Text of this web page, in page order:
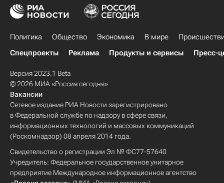
Политика Общество Экономика В мире
Спецпроекты
Реклама Продукты и сервисы Пресс-
Версия 2023.1 Beta
© 2026 МИА «Россия сегодня»
Вакансии
Сетевое издание РИА Новости зарегистрировано
в Федеральной службе по надзору в сфере связи,
информационных технологий и массовых коммуникаций
(Роскомнадзор) 08 апреля 2014 года.
Свидетельство о регистрации Эл № ФС77-57640
Учредитель: Федеральное государственное унитарное
предприятие Международное информационное агентство